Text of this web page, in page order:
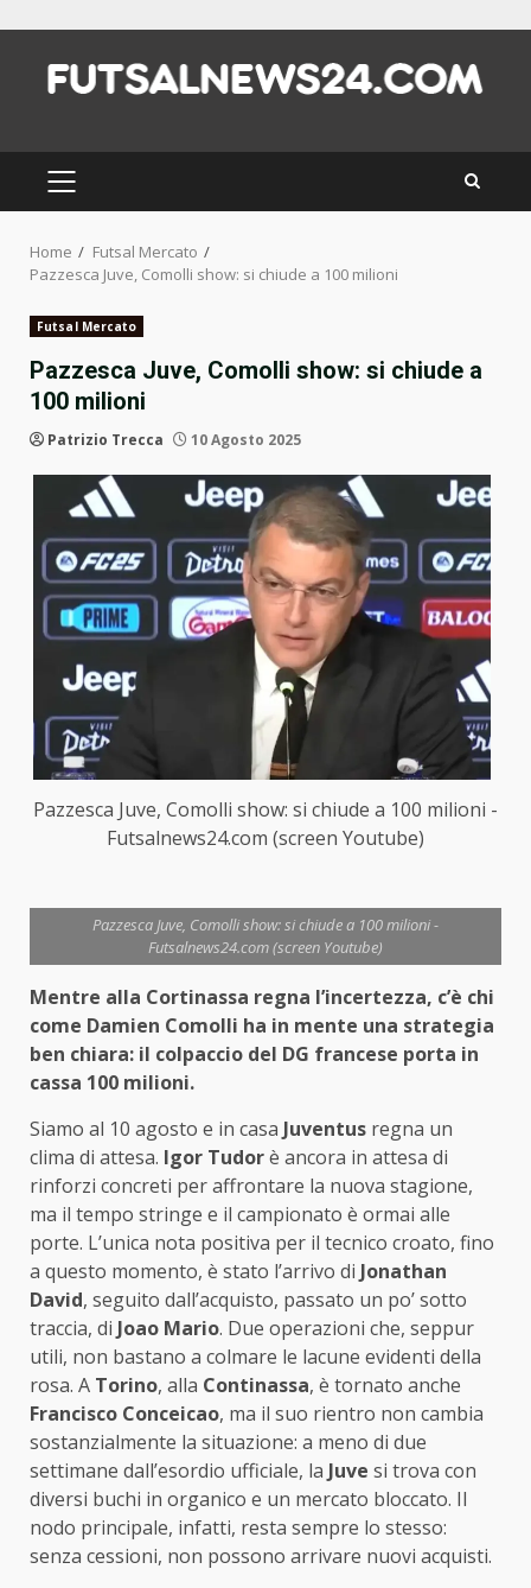
content
PRIMARY
MENU
Home
Futsal Mercato
Pazzesca Juve, Comolli show: si chiude a 100 milioni
Futsal Mercato
Pazzesca Juve, Comolli show: si chiude a
100 milioni
Patrizio Trecca 10 Agosto 2025
Pazzesca Juve, Comolli show: si chiude a 100 milioni -
Futsalnews24.com (screen Youtube)
Pazzesca Juve, Comolli show: si chiude a 100 milioni -
Futsalnews24.com (screen Youtube)
Mentre alla Cortinassa regna l’incertezza, c’è chi
come Damien Comolli ha in mente una strategia
ben chiara: il colpaccio del DG francese porta in
cassa 100 milioni.
Siamo al 10 agosto e in casa Juventus regna un
clima di attesa. Igor Tudorè ancora in attesa di
rinforzi concreti per affrontare la nuova stagione,
ma il tempo stringe e il campionato è ormai alle
porte. L’unica nota positiva per il tecnico croato, fino
a questo momento, è stato l’arrivo di Jonathan
David, seguito dall’acquisto, passato un po’ sotto
traccia, di Joao Mario. Due operazioni che, seppur
utili, non bastano a colmare le lacune evidenti della
rosa. A Torino, alla Continassa, è tornato anche
Francisco Conceicao, ma il suo rientro non cambia
sostanzialmente la situazione: a meno di due
settimane dall’esordio ufficiale, la Juve si trova con
diversi buchi in organico e un mercato bloccato. Il
nodo principale, infatti, resta sempre lo stesso:
senza cessioni, non possono arrivare nuovi acquisti.